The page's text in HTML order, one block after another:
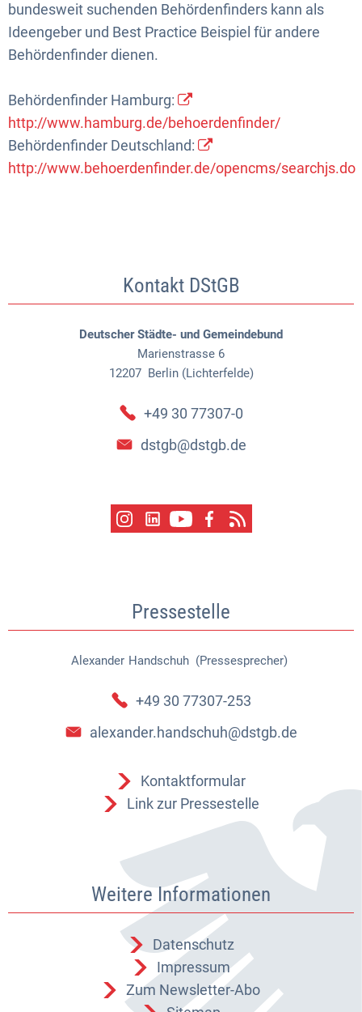
bundesweit suchenden Behördenfinders kann als
Ideengeber und Best Practice Beispiel für andere
Behördenfinder dienen.
Behördenfinder Hamburg:
http://www.hamburg.de/behoerdenfinder/
Behördenfinder Deutschland:
http://www.behoerdenfinder.de/opencms/searchjs.do
Kontakt DStGB
Deutscher Städte- und Gemeindebund
Marienstrasse 6
12207 Berlin (Lichterfelde)
+49 30 77307-0
dstgb@dstgb.de
Pressestelle
Alexander Handschuh (Pressesprecher)
Alexander Handschuh
+49 30 77307-253
alexander.handschuh@dstgb.de
Kontaktformular
Link zur Pressestelle
Weitere Informationen
Datenschutz
Impressum
Zum Newsletter-Abo